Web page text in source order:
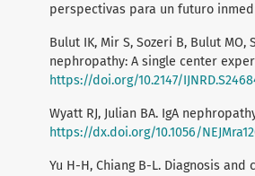
perspectivas para un futuro
Bulut IK, Mir S, Sozeri B, Bulut
nephropathy: A single center
https://doi.org/10.2147/
Wyatt RJ, Julian BA. IgA
https://dx.doi.org/10.1056/
Yu H-H, Chiang B-L. Diagnosis